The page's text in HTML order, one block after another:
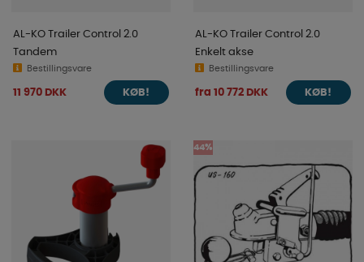
AL-KO Trailer Control 2.0
Tandem
Bestillingsvare
11 970 DKK KØB!
AL-KO Trailer Control 2.0
Enkelt akse
Bestillingsvare
fra 10 772 DKK KØB!
44%